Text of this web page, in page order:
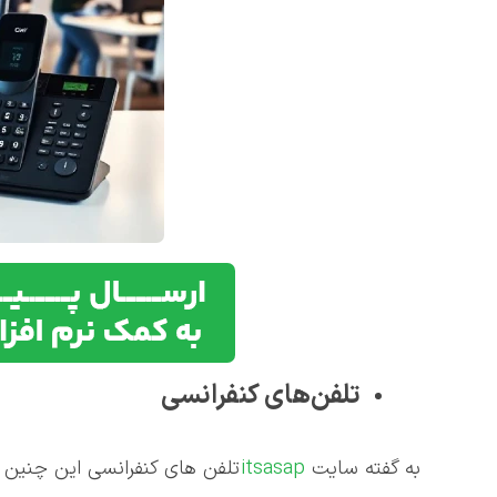
تلفن‌های کنفرانسی
به گفته سایت itsasapتلفن های کنفرانسی این چنین